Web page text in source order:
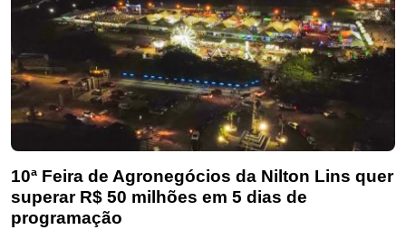
10ª Feira de Agronegócios da Nilton Lins quer
superar R$ 50 milhões em 5 dias de
programação